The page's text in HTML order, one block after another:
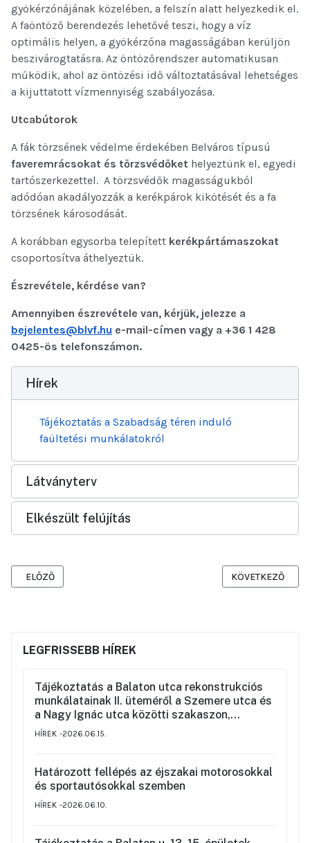
gyökérzónájának közelében, a felszín alatt helyezkedik el.
A faöntöző berendezés lehetővé teszi, hogy a víz
optimális helyen, a gyökérzóna magasságában kerüljön
beszivárogtatásra. Az öntözőrendszer automatikusan
működik, ahol az öntözési idő változtatásával lehetséges
a kijuttatott vízmennyiség szabályozása.
Utcabútorok
A fák törzsének védelme érdekében Belváros típusú
faveremrácsokat és tőrzsvédőket helyeztünk el, egyedi
tartószerkezettel. A törzsvédők magasságukból
adódóan akadályozzák a kerékpárok kikötését és a fa
törzsének károsodását.
A korábban egysorba telepített kerékpártámaszokat
csoportosítva áthelyeztük.
Észrevétele, kérdése van?
Amennyiben észrevétele van, kérjük, jelezze a
bejelentes@blvf.hu e-mail-címen vagy a +36 1 428
0425-ös telefonszámon.
Hírek
Tájékoztatás a Szabadság téren induló
faültetési munkálatokról
Látványterv
Elkészült felújítás
ELŐZŐ CIKK: FACSERE A KAMERMAYER TÉREN
ELŐZŐ KÖVETKEZŐ
KÖVETKEZŐ
LEGFRISSEBB HÍREK
Tájékoztatás a Balaton utca rekonstrukciós
munkálatainak II. üteméről a Szemere utca és
a Nagy Ignác utca közötti szakaszon,
valamint a környék ideiglenes forgalmi
HÍREK 2026.06.15.
Határozott fellépés az éjszakai motorosokkal
és sportautósokkal szemben
HÍREK 2026.06.10.